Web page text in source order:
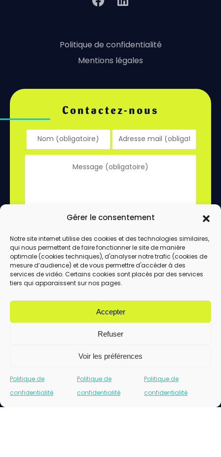
Gérer le consentement
Notre site internet utilise des cookies et des technologies similaires,
qui nous permettent de faire fonctionner le site de manière
optimale (cookies techniques), d'analyser notre trafic (cookies de
mesure d’audience) et de vous permettre d'accéder à des
services de vidéo. Certains cookies sont placés par des services
tiers qui apparaissent sur nos pages.
Accepter
Refuser
Voir les préférences
Politique de
confidentialité
Politique de
confidentialité
Politique de
confidentialité
Politique de confidentialité
Mentions légales
Contactez-nous
En utilisant ce formulaire, vous acceptez le
stockage et le traitement de vos données
par ce site.